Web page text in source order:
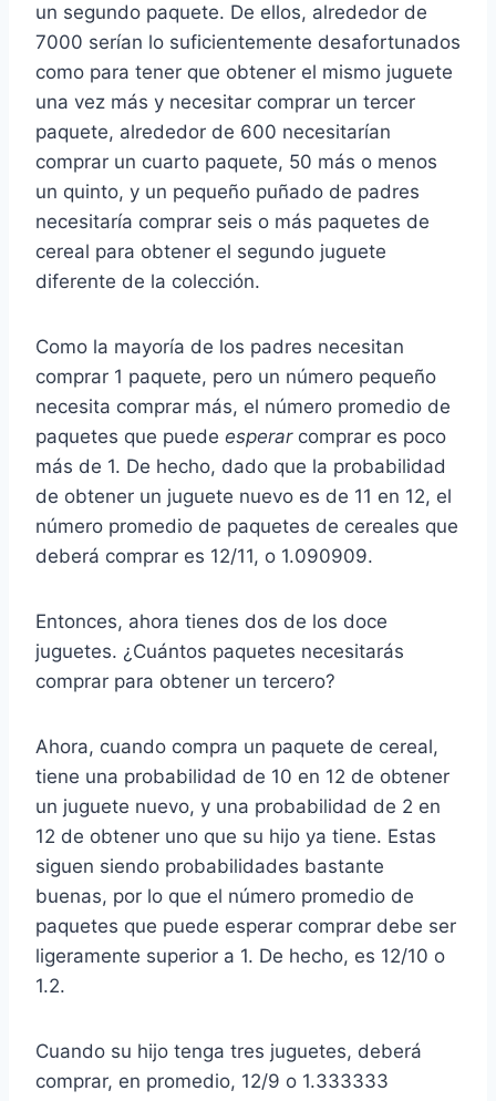
un segundo paquete. De ellos, alrededor de
7000 serían lo suficientemente desafortunados
como para tener que obtener el mismo juguete
una vez más y necesitar comprar un tercer
paquete, alrededor de 600 necesitarían
comprar un cuarto paquete, 50 más o menos
un quinto, y un pequeño puñado de padres
necesitaría comprar seis o más paquetes de
cereal para obtener el segundo juguete
diferente de la colección.
Como la mayoría de los padres necesitan
comprar 1 paquete, pero un número pequeño
necesita comprar más, el número promedio de
paquetes que puede esperarcomprar es poco
más de 1. De hecho, dado que la probabilidad
de obtener un juguete nuevo es de 11 en 12, el
número promedio de paquetes de cereales que
deberá comprar es 12/11, o 1.090909.
Entonces, ahora tienes dos de los doce
juguetes. ¿Cuántos paquetes necesitarás
comprar para obtener un tercero?
Ahora, cuando compra un paquete de cereal,
tiene una probabilidad de 10 en 12 de obtener
un juguete nuevo, y una probabilidad de 2 en
12 de obtener uno que su hijo ya tiene. Estas
siguen siendo probabilidades bastante
buenas, por lo que el número promedio de
paquetes que puede esperar comprar debe ser
ligeramente superior a 1. De hecho, es 12/10 o
1.2.
Cuando su hijo tenga tres juguetes, deberá
comprar, en promedio, 12/9 o 1.333333